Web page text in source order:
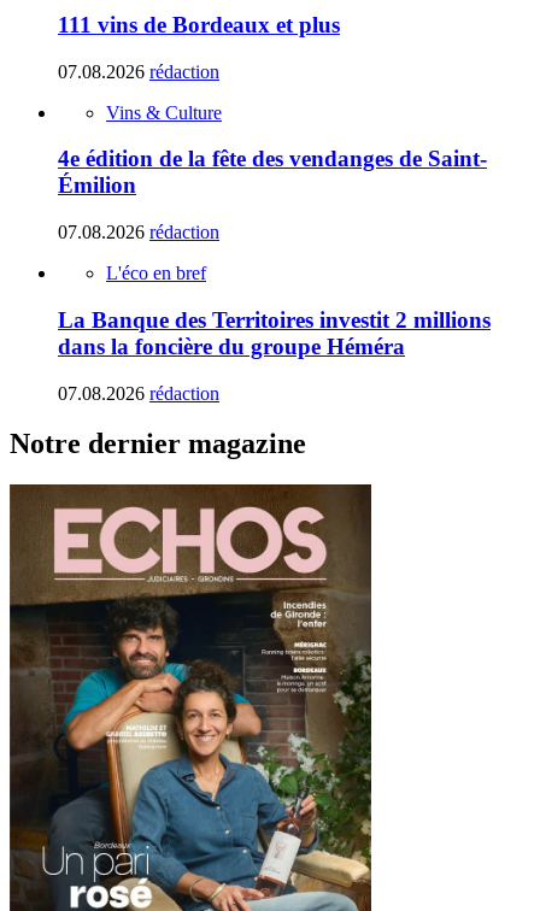
111 vins de Bordeaux et plus
07.08.2026 rédaction
Vins & Culture
4e édition de la fête des vendanges de Saint-
Émilion
07.08.2026 rédaction
L'éco en bref
La Banque des Territoires investit 2 millions
dans la foncière du groupe Héméra
07.08.2026 rédaction
Notre dernier magazine